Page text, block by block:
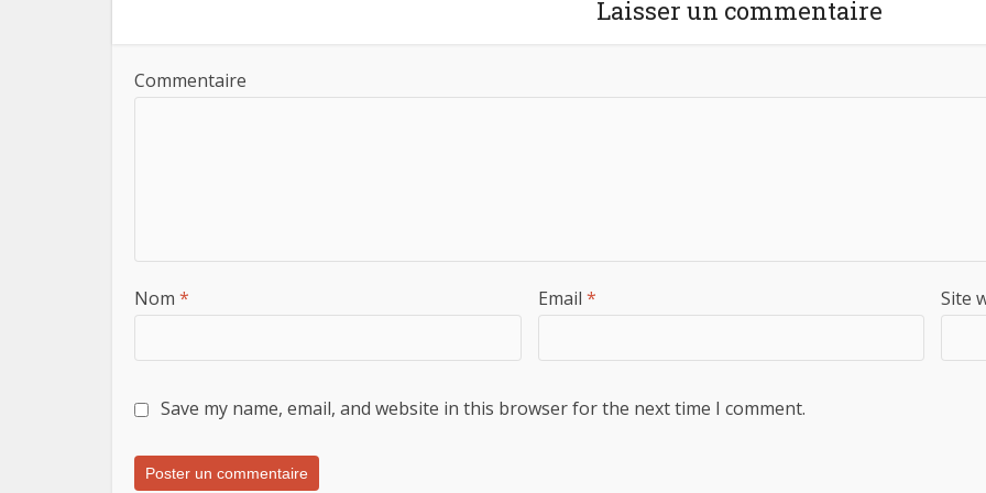
Laisser un commentaire
Commentaire
Nom * Email * Site
Save my name, email, and website in this browser for the next time I comment.